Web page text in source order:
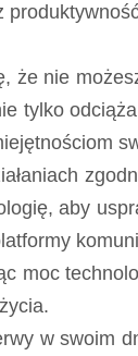
że nie
tylko
aby
moc
w swoim